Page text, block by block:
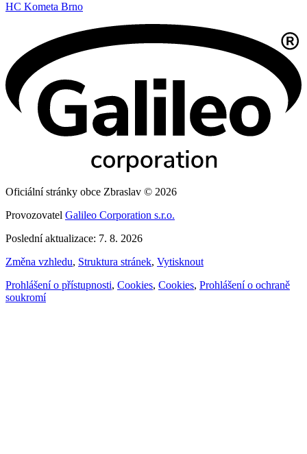
HC Kometa Brno
Oficiální stránky obce Zbraslav © 2026
Provozovatel Galileo Corporation s.r.o.
Poslední aktualizace: 7. 8. 2026
Změna vzhledu, Struktura stránek, Vytisknout
Prohlášení o přístupnosti, Cookies, Cookies, Prohlášení o ochraně
soukromí